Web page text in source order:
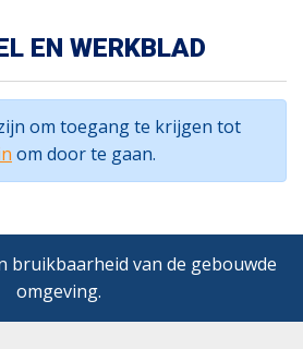
EN WERKBLAD
om toegang te krijgen tot
om door te gaan.
bruikbaarheid van de gebouwde
omgeving.